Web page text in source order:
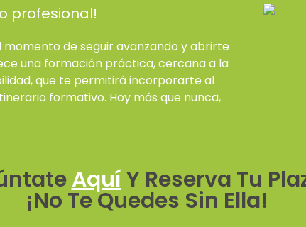
profesional!
momento de seguir avanzando y abrirte
una formación práctica, cercana a la
que te permitirá incorporarte al
formativo. Hoy más que nunca,
AquíY Reserva Tu
¡No Te Quedes Sin Ella!